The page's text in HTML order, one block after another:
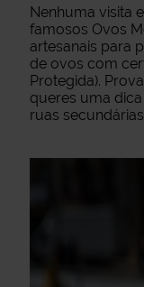
Nenhuma visita
famosos Ovos
artesanais para
de ovos com
Protegida).
queres uma
ruas